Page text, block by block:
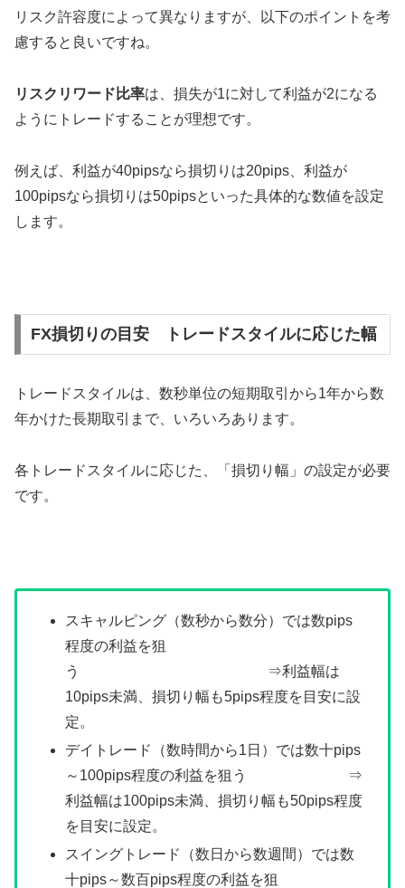
リスク許容度によって異なりますが、以下のポイントを考
慮すると良いですね。
リスクリワード比率は、損失が1に対して利益が2になる
ようにトレードすることが理想です。
例えば、利益が40pipsなら損切りは20pips、利益が
100pipsなら損切りは50pipsといった具体的な数値を設定
します。
FX損切りの目安 トレードスタイルに応じた幅
トレードスタイルは、数秒単位の短期取引から1年から数
年かけた長期取引まで、いろいろあります。
各トレードスタイルに応じた、「損切り幅」の設定が必要
です。
スキャルピング（数秒から数分）では数pips
程度の利益を狙
う ⇒利益幅は
10pips未満、損切り幅も5pips程度を目安に設
定。
デイトレード（数時間から1日）では数十pips
～100pips程度の利益を狙う ⇒
利益幅は100pips未満、損切り幅も50pips程度
を目安に設定。
スイングトレード（数日から数週間）では数
十pips～数百pips程度の利益を狙